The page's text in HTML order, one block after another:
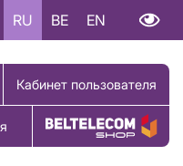
RU BE EN
Кабинет пользователя
Купить товар